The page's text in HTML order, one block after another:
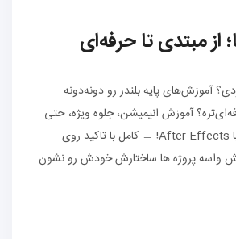
مبتدی تا حرفه‌ای
آموزش‌های پایه بلندر رو دونه‌دونه
آموزش انیمیشن، جلوه ویژه، حتی
با After Effects! ﹘ کامل با تاکید روی
واسه پروژه ها ساختارش خودش رو نشون